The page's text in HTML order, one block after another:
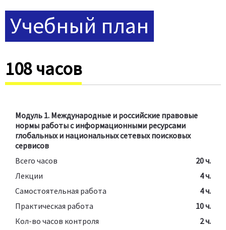
Учебный план
108 часов
Модуль 1. Международные и российские правовые
нормы работы с информационными ресурсами
глобальных и национальных сетевых поисковых
сервисов
Всего часов
20 ч.
Лекции
4 ч.
Самостоятельная работа
4 ч.
Практическая работа
10 ч.
Кол-во часов контроля
2 ч.